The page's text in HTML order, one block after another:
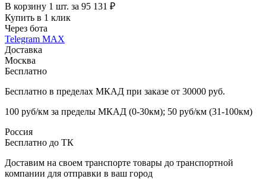
В корзину 1 шт. за 95 131 ₽
Купить в 1 клик
Через бота
Telegram MAX
Доставка
Москва
Бесплатно
Бесплатно в пределах МКАД при заказе от 30000 руб.
100 руб/км за пределы МКАД (0-30км); 50 руб/км (31-100км)
Россия
Бесплатно до ТК
Доставим на своем транспорте товары до транспортной
компании для отправки в ваш город